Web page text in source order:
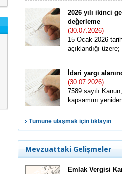
2026 yılı ikinci
değerleme
(30.07.2026)
15 Ocak 2026
açıklandığı
İdari yargı
(30.07.2026)
7589 sayılı
kapsamını
Tümüne ulaşmak için tıklayın
Mevzuattaki Gelişmeler
Emlak Vergisi